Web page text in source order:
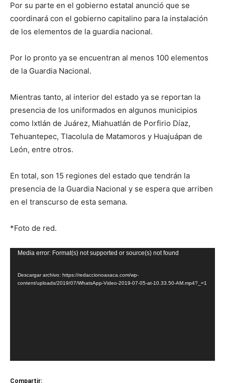
Por su parte en el gobierno estatal anunció que se
coordinará con el gobierno capitalino para la instalación
de los elementos de la guardia nacional.
Por lo pronto ya se encuentran al menos 100 elementos
de la Guardia Nacional.
Mientras tanto, al interior del estado ya se reportan la
presencia de los uniformados en algunos municipios
como Ixtlán de Juárez, Miahuatlán de Porfirio Díaz,
Tehuantepec, Tlacolula de Matamoros y Huajuápan de
León, entre otros.
En total, son 15 regiones del estado que tendrán la
presencia de la Guardia Nacional y se espera que arriben
en el transcurso de esta semana.
*Foto de red.
Reproductor
vídeo
Media error: Format(s) not supported or source(s) not found
Descargar archivo: https://redaccionoaxaca.com/wp-
content/uploads/2019/07/WhatsApp-Video-2019-07-05-at-10.33.50-AM.mp4?_=1
Compartir: